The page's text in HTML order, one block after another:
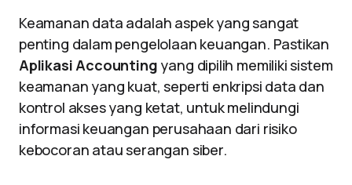
Keamanan data adalah aspek yang sangat
penting dalam pengelolaan keuangan. Pastikan
Aplikasi Accounting yang dipilih memiliki sistem
keamanan yang kuat, seperti enkripsi data dan
kontrol akses yang ketat, untuk melindungi
informasi keuangan perusahaan dari risiko
kebocoran atau serangan siber.